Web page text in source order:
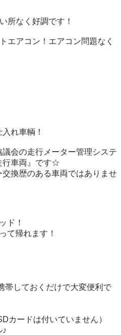
所なく好調です！
エアコン！エアコン問題なく
れ車輌！
会の走行メーター管理システ
行車両』です☆
換歴のある車両ではありませ
ド！
て帰れます！
しておくだけで大変便利で
カードは付いていません）
♪